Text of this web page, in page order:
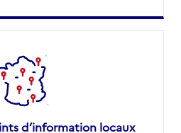
d’information locaux